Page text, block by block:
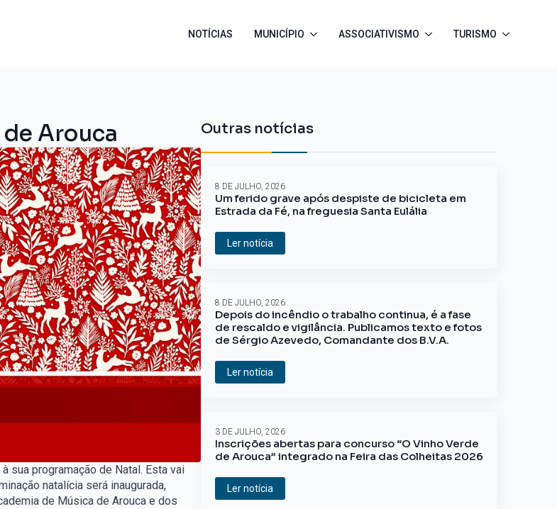
NOTÍCIAS MUNICÍPIO ASSOCIATIVISMO TURISMO
Arouca
sua programação de Natal. Esta vai
natalícia será inaugurada,
de Música de Arouca e dos
Outras notícias
Um ferido grave após despiste de bicicleta em
Estrada da Fé, na freguesia Santa Eulália
8 DE JULHO, 2026
Ler notícia
Depois do incêndio o trabalho continua, é a fase
de rescaldo e vigilância. Publicamos texto e fotos
de Sérgio Azevedo, Comandante dos B.V.A.
8 DE JULHO, 2026
Ler notícia
Inscrições abertas para concurso “O Vinho Verde
de Arouca” integrado na Feira das Colheitas 2026
3 DE JULHO, 2026
Ler notícia